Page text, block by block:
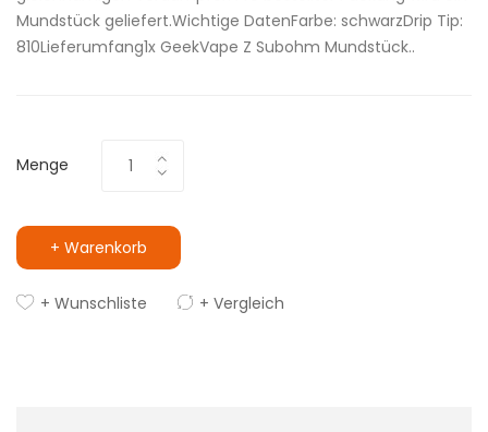
Mundstück geliefert.Wichtige DatenFarbe: schwarzDrip Tip:
810Lieferumfang1x GeekVape Z Subohm Mundstück..
Menge
+ Warenkorb
+ Wunschliste + Vergleich